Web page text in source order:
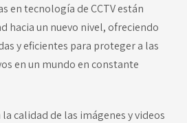
en tecnología de CCTV están
hacia un nuevo nivel, ofreciendo
y eficientes para proteger a las
en un mundo en constante
calidad de las imágenes y videos